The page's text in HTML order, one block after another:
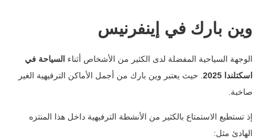
وين بارك في إينفرنيس
الوجهة السياحية المفضلة لدى الكثير من الأشخاص أثناء السياحة في
اسكتلندا 2025
. حيث يعتبر وين بارك من أجمل الأماكن الترفيهية الغير
صاخبة.
إذ تستطيع الاستمتاع بالكثير من الأنشطة الترفيهية داخل هذا المنتزه
الهادئ مثل: